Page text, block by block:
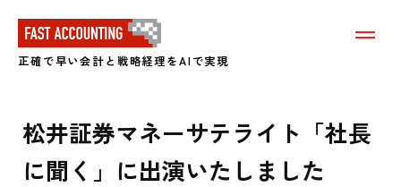
正確で早い会計と戦略経理をAIで実現
メ
表
示
松井証券マネーサテライト「社長
に聞く」に出演いたしました